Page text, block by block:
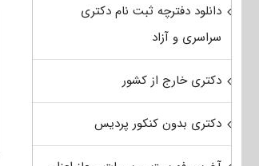
دانلود دفترچه ثبت نام دکتری
سراسری و آزاد
دکتری خارج از کشور
دکتری بدون کنکور پردیس